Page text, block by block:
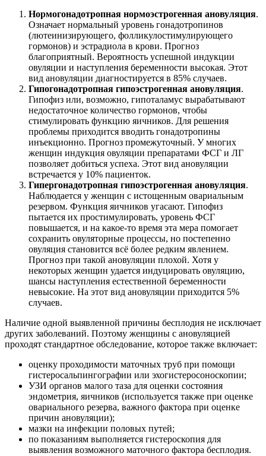
Нормогонадотропная нормоэстрогенная ановуляция.
Означает нормальный уровень гонадотропинов
(лютеинизирующего, фолликулостимулирующего
гормонов) и эстрадиола в крови. Прогноз
благоприятный. Вероятность успешной индукции
овуляции и наступления беременности высокая. Этот
вид ановуляции диагностируется в 85% случаев.
Гипогонадотропная гипоэстрогенная ановуляция.
Гипофиз или, возможно, гипоталамус вырабатывают
недостаточное количество гормонов, чтобы
стимулировать функцию яичников. Для решения
проблемы приходится вводить гонадотропины
инъекционно. Прогноз промежуточный. У многих
женщин индукция овуляции препаратами ФСГ и ЛГ
позволяет добиться успеха. Этот вид ановуляции
встречается у 10% пациенток.
Гипергонадотропная гипоэстрогенная ановуляция.
Наблюдается у женщин с истощенным овариальным
резервом. Функция яичников угасают. Гипофиз
пытается их простимулировать, уровень ФСГ
повышается, и на какое-то время эта мера помогает
сохранить овуляторные процессы, но постепенно
овуляция становится всё более редким явлением.
Прогноз при такой ановуляции плохой. Хотя у
некоторых женщин удается индуцировать овуляцию,
шансы наступления естественной беременности
невысокие. На этот вид ановуляции приходится 5%
случаев.
Наличие одной выявленной причины бесплодия не исключает
других заболеваний. Поэтому женщины с ановуляцией
проходят стандартное обследование, которое также включает:
оценку проходимости маточных труб при помощи
гистеросальпингографии или эхогистеросоноскопии;
УЗИ органов малого таза для оценки состояния
эндометрия, яичников (используется также при оценке
овариального резерва, важного фактора при оценке
причин ановуляции);
мазки на инфекции половых путей;
по показаниям выполняется гистероскопия для
выявления возможного маточного фактора бесплодия.